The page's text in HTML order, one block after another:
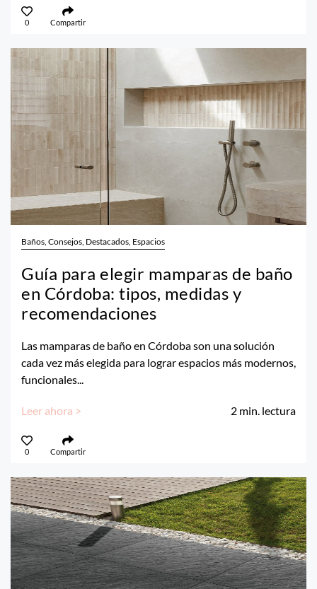
0 Compartir
Baños, Consejos, Destacados, Espacios
Guía para elegir mamparas de baño
en Córdoba: tipos, medidas y
recomendaciones
Las mamparas de baño en Córdoba son una solución
cada vez más elegida para lograr espacios más modernos,
funcionales...
Leer ahora > 2 min. lectura
0 Compartir